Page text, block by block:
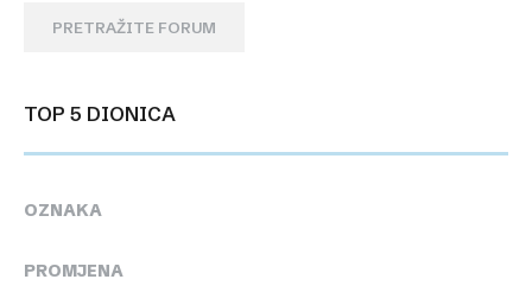
PRETRAŽITE FORUM
TOP 5 DIONICA
OZNAKA
PROMJENA